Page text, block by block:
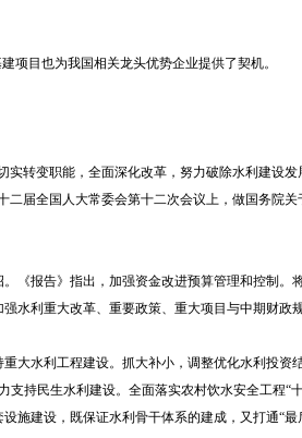
项目也为我国相关龙头优势企业提供了契机。
转变职能，全面深化改革，努力破除水利建设
届全国人大常委会第十二次会议上，做国务院关
《报告》指出，加强资金改进预算管理和控制。
水利重大改革、重要政策、重大项目与中期财政规
大水利工程建设。抓大补小，调整优化水利投资
持民生水利建设。全面落实农村饮水安全工程“
施建设，既保证水利骨干体系的建成，又打通“最